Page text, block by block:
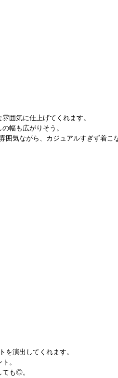
囲気に仕上げてくれます。
幅も広がりそう。
気ながら、カジュアルすぎず着こ
演出してくれます。
。
ても◎。